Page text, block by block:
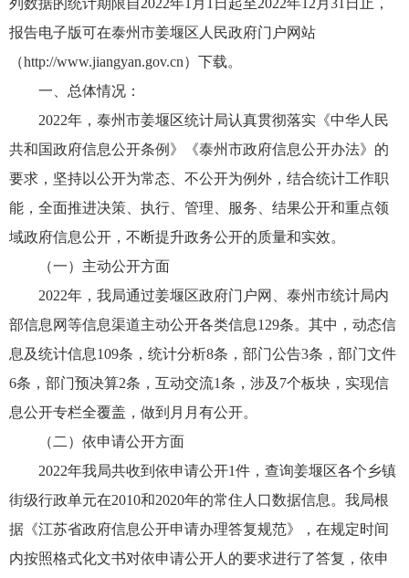
报告电子版可在泰州市姜堰区人民政府门户网站
（http://www.jiangyan.gov.cn）下载。
一、总体情况：
2022年，泰州市姜堰区统计局认真贯彻落实《中华人民
共和国政府信息公开条例》《泰州市政府信息公开办法》的
要求，坚持以公开为常态、不公开为例外，结合统计工作职
能，全面推进决策、执行、管理、服务、结果公开和重点领
域政府信息公开，不断提升政务公开的质量和实效。
（一）主动公开方面
2022年，我局通过姜堰区政府门户网、泰州市统计局内
部信息网等信息渠道主动公开各类信息129条。其中，动态信
息及统计信息109条，统计分析8条，部门公告3条，部门文件
6条，部门预决算2条，互动交流1条，涉及7个板块，实现信
息公开专栏全覆盖，做到月月有公开。
（二）依申请公开方面
2022年我局共收到依申请公开1件，查询姜堰区各个乡镇
街级行政单元在2010和2020年的常住人口数据信息。我局根
据《江苏省政府信息公开申请办理答复规范》，在规定时间
内按照格式化文书对依申请公开人的要求进行了答复，依申